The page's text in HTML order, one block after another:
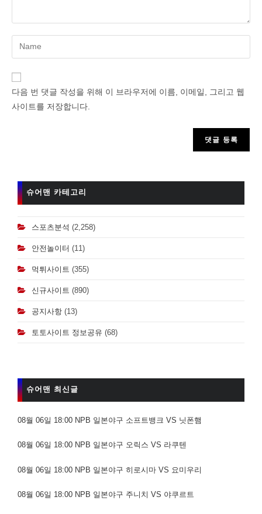
Enter
your
name
다음 번 댓글 작성을 위해 이 브라우저에 이름, 이메일, 그리고 웹
사이트를 저장합니다.
슈어맨 카테고리
스포츠분석 (2,258)
안전놀이터 (11)
먹튀사이트 (355)
신규사이트 (890)
공지사항 (13)
토토사이트 정보공유 (68)
슈어맨 최신글
08월 06일 18:00 NPB 일본야구 소프트뱅크 VS 닛폰햄
08월 06일 18:00 NPB 일본야구 오릭스 VS 라쿠텐
08월 06일 18:00 NPB 일본야구 히로시마 VS 요미우리
08월 06일 18:00 NPB 일본야구 주니치 VS 야쿠르트